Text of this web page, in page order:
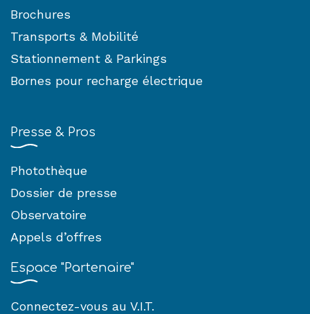
Brochures
Transports & Mobilité
Stationnement & Parkings
Bornes pour recharge électrique
Presse & Pros
Photothèque
Dossier de presse
Observatoire
Appels d’offres
Espace "Partenaire"
Connectez-vous au V.I.T.